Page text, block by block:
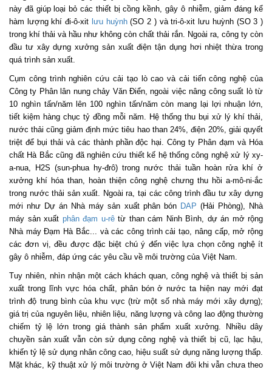
này đã giúp loại bỏ các thiết bị cồng kềnh, gây ô nhiễm, giảm đáng kể
hàm lượng khí đi-ô-xit lưu huỳnh(SO 2 ) và tri-ô-xit lưu huỳnh (SO 3 )
trong khí thải và hầu như không còn chất thải rắn. Ngoài ra, công ty còn
đầu tư xây dựng xưởng sản xuất điện tận dụng hơi nhiệt thừa trong
quá trình sản xuất.
Cụm công trình nghiên cứu cải tạo lò cao và cải tiến công nghệ của
Công ty Phân lân nung chảy Văn Điển, ngoài việc nâng công suất lò từ
10 nghìn tấn/năm lên 100 nghìn tấn/năm còn mang lại lợi nhuận lớn,
tiết kiệm hàng chục tỷ đồng mỗi năm. Hệ thống thu bụi xử lý khí thải,
nước thải cũng giảm định mức tiêu hao than 24%, điện 20%, giải quyết
triệt để bụi thải và các thành phần độc hại. Công ty Phân đạm và Hóa
chất Hà Bắc cũng đã nghiên cứu thiết kế hệ thống công nghệ xử lý xy-
a-nua, H2S (sun-phua hy-đrô) trong nước thải tuần hoàn rửa khí ở
xưởng khí hóa than, hoàn thiện công nghệ chưng thu hồi a-mô-ni-ắc
trong nước thải sản xuất. Ngoài ra, tại các công trình đầu tư xây dựng
mới như Dự án Nhà máy sản xuất phân bón DAP (Hải Phòng), Nhà
máy sản xuất phân đạm u-rêtừ than cám Ninh Bình, dự án mở rộng
Nhà máy Đạm Hà Bắc... và các công trình cải tạo, nâng cấp, mở rộng
các đơn vị, đều được đặc biệt chú ý đến việc lựa chọn công nghệ ít
gây ô nhiễm, đáp ứng các yêu cầu về môi trường của Việt Nam.
Tuy nhiên, nhìn nhận một cách khách quan, công nghệ và thiết bị sản
xuất trong lĩnh vực hóa chất, phân bón ở nước ta hiện nay mới đạt
trình độ trung bình của khu vực (trừ một số nhà máy mới xây dựng);
giá trị của nguyên liệu, nhiên liệu, năng lượng và công lao động thường
chiếm tỷ lệ lớn trong giá thành sản phẩm xuất xưởng. Nhiều dây
chuyền sản xuất vẫn còn sử dụng công nghệ và thiết bị cũ, lạc hậu,
khiến tỷ lệ sử dụng nhân công cao, hiệu suất sử dụng năng lượng thấp.
Mặt khác, kỹ thuật xử lý môi trường ở Việt Nam đôi khi vẫn chưa theo